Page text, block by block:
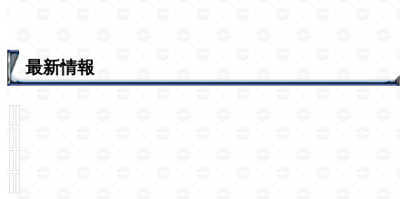
最新情報